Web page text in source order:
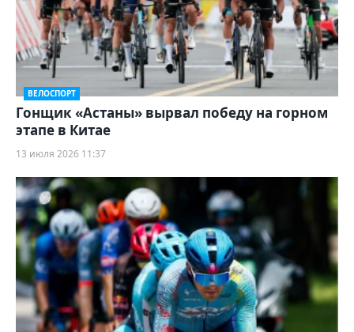
ВЕЛОСПОРТ
Гонщик «Астаны» вырвал победу на горном
этапе в Китае
13 июля 2026 11:37